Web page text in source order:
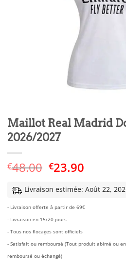
Maillot Real Madrid
2026/2027
€48.00 Le
initial
était :
€48.00.
€23.90
actuel
est :
€23.90.
Livraison estimée: Août 22,
- Livraison offerte à partir de 69€
- Livraison en 15/20 jours
- Tous nos flocages sont officiels
- Satisfait ou remboursé (Tout produit abimé ou
remboursé ou échangé)